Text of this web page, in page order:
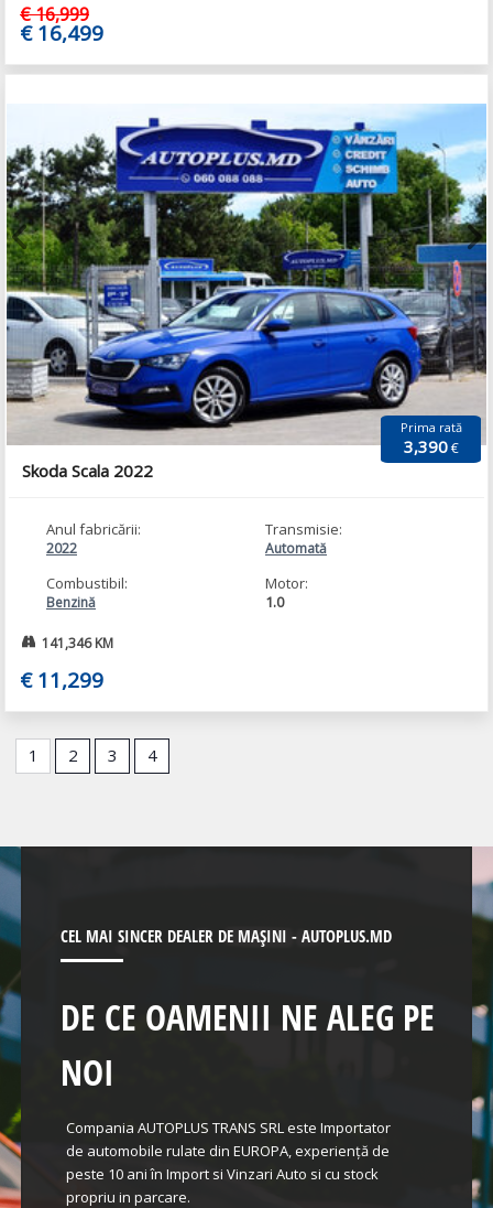
€ 16,999
€ 16,499
Prima rată
3,390€
Skoda Scala 2022
Anul fabricării:
2022
Transmisie:
Automată
Combustibil:
Benzină
Motor:
1.0
141,346 KM
€ 11,299
1 2 3 4
CEL MAI SINCER DEALER DE MAȘINI - AUTOPLUS.MD
DE CE OAMENII NE ALEG PE
NOI
Compania AUTOPLUS TRANS SRL este Importator
de automobile rulate din EUROPA, experiență de
peste 10 ani în Import si Vinzari Auto si cu stock
propriu in parcare.